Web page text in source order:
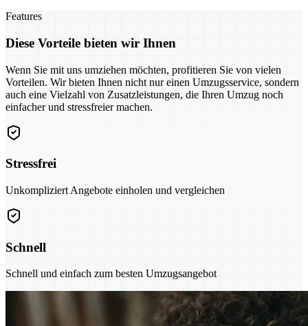
Features
Diese Vorteile bieten wir Ihnen
Wenn Sie mit uns umziehen möchten, profitieren Sie von vielen
Vorteilen. Wir bieten Ihnen nicht nur einen Umzugsservice, sondern
auch eine Vielzahl von Zusatzleistungen, die Ihren Umzug noch
einfacher und stressfreier machen.
Stressfrei
Unkompliziert Angebote einholen und vergleichen
Schnell
Schnell und einfach zum besten Umzugsangebot